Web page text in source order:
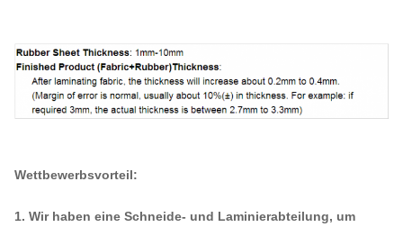
Wettbewerbsvorteil:
1. Wir haben eine Schneide- und Laminierabteilung, um